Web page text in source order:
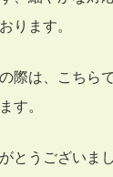
ります。
際は、こちら
す。
とうございまし